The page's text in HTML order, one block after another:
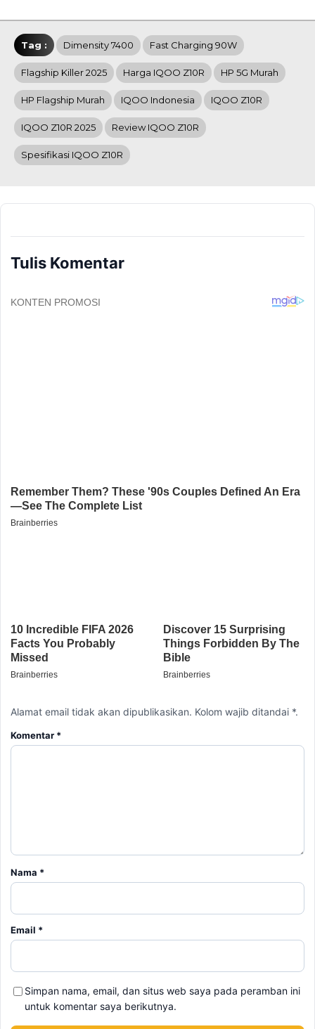
Tag : Dimensity 7400 Fast Charging 90W
Flagship Killer 2025 Harga IQOO Z10R HP 5G Murah
HP Flagship Murah IQOO Indonesia IQOO Z10R
IQOO Z10R 2025 Review IQOO Z10R
Spesifikasi IQOO Z10R
Tulis Komentar
Nama *
Kumpulan Prompt AI HUT ke-81 RI 2026, dari Foto
Realistis hingga Poster Merah Putih